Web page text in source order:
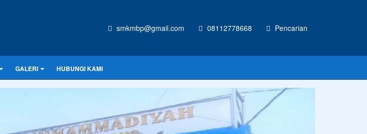
smkmbp@gmail.com 08112778668 Pencarian
GALERI HUBUNGI KAMI